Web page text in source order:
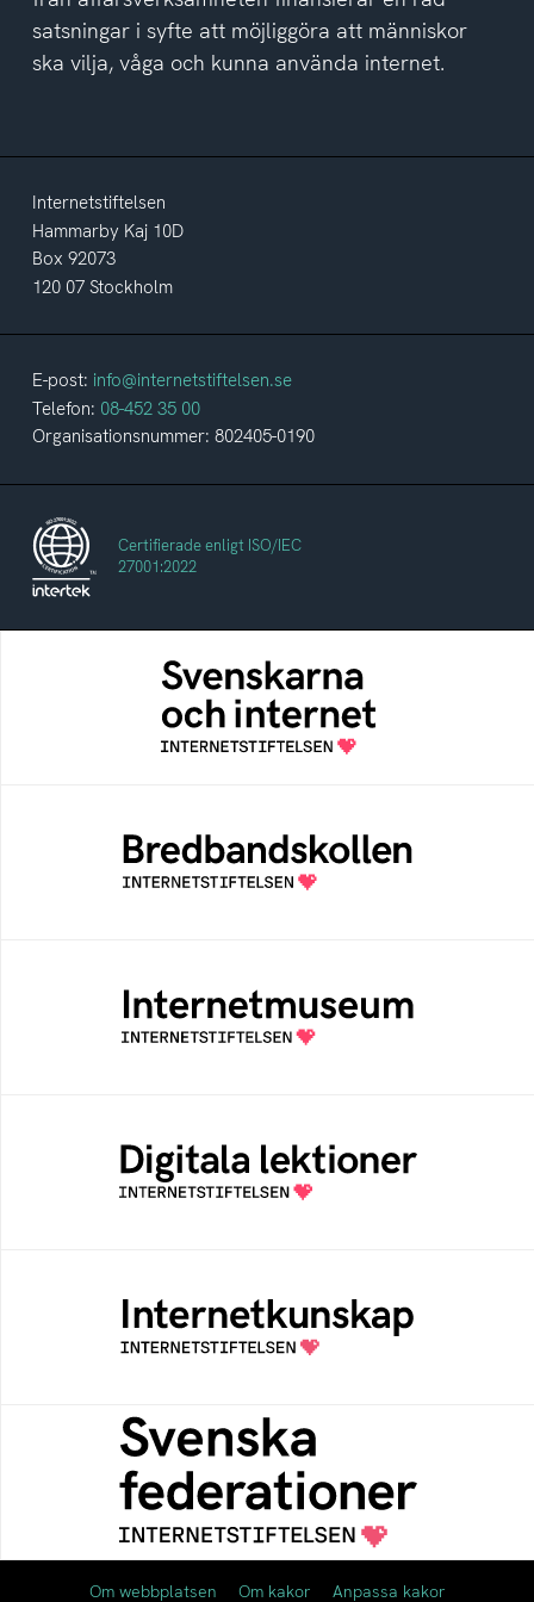
satsningar i syfte att möjliggöra att människor
ska vilja, våga och kunna använda internet.
Internetstiftelsen
Hammarby Kaj 10D
Box 92073
120 07 Stockholm
E-post: info@internetstiftelsen.se
Telefon: 08-452 35 00
Organisationsnummer: 802405-0190
Certifierade enligt ISO/IEC
27001:2022
Svenskarna och internet
En årlig studie av svenska folkets
internetvanor
Bredbandskollen är ett oberoende
konsumentverktyg som drivs av
Internetstiftelsen
Ett digitalt museum som byggts, och kureras
av Internetstiftelsen
Öppen digital lärresurs med färdiga lektioner
för alla stadier i grundskolan
Samlad kunskap som hjälper dig att bli en
säker och medveten internetanvändare
Svenska federationer
Grunden för medlemskap i en sektors- eller
kontextspecifik federation
Om webbplatsen Om kakor Anpassa kakor